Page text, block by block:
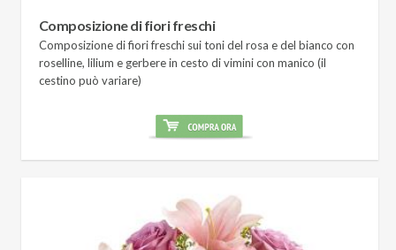
Composizione di fiori freschi
Composizione di fiori freschi sui toni del rosa e del bianco con
roselline, lilium e gerbere in cesto di vimini con manico (il
cestino può variare)